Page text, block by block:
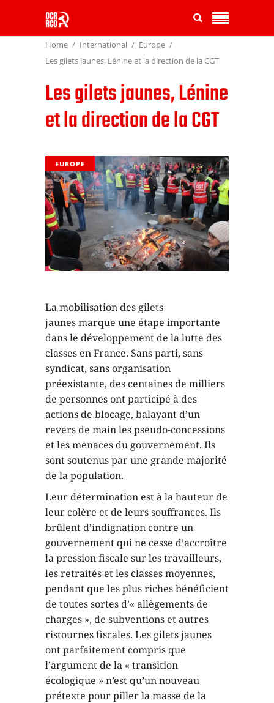
Home International
Europe
Les gilets jaunes, Lénine et la direction de la CGT
Les gilets jaunes, Lénine
et la direction de la CGT
EUROPE
La mobilisation des gilets
jaunes marque une étape importante
dans le développement de la lutte des
classes en France. Sans parti, sans
syndicat, sans organisation
préexistante, des centaines de milliers
de personnes ont participé à des
actions de blocage, balayant d’un
revers de main les pseudo-concessions
et les menaces du gouvernement. Ils
sont soutenus par une grande majorité
de la population.
Leur détermination est à la hauteur de
leur colère et de leurs souffrances. Ils
brûlent d’indignation contre un
gouvernement qui ne cesse d’accroître
la pression fiscale sur les travailleurs,
les retraités et les classes moyennes,
pendant que les plus riches bénéficient
de toutes sortes d’« allègements de
charges », de subventions et autres
ristournes fiscales. Les gilets jaunes
ont parfaitement compris que
l’argument de la « transition
écologique » n’est qu’un nouveau
prétexte pour piller la masse de la